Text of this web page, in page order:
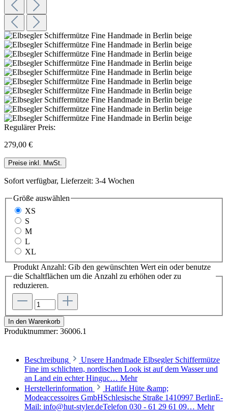
Regulärer Preis:
279,00 €
Preise inkl. MwSt.
Sofort verfügbar, Lieferzeit: 3-4 Wochen
Größe auswählen
XS
S
M
L
XL
Produkt Anzahl: Gib den gewünschten Wert ein oder benutze
die Schaltflächen um die Anzahl zu erhöhen oder zu
reduzieren.
In den Warenkorb
Produktnummer: 36006.1
Beschreibung
Unsere Handmade Elbsegler Schiffermütze
Fine im schlichten, nordischen Look ist auf dem Wasser und
an Land ein echter Hinguc… Mehr
Herstellerinformation
Hatlife Hüte &amp;
Modeaccessoires GmbHSchlesische Straße 1410997 BerlinE-
Mail: info@hut-styler.deTelefon 030 - 61 29 61 09… Mehr